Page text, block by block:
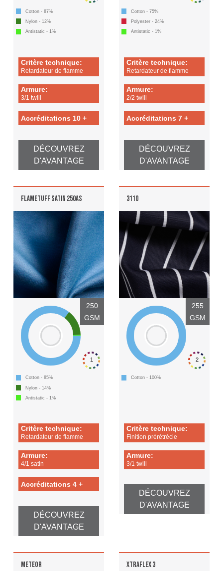
Cotton - 87%
Nylon - 12%
Antistatic - 1%
Critère technique:
Retardateur de flamme
Armure:
3/1 twill
Accréditations 10 +
DÉCOUVREZ
D'AVANTAGE
Cotton - 75%
Polyester - 24%
Antistatic - 1%
Critère technique:
Retardateur de flamme
Armure:
2/2 twill
Accréditations 7 +
DÉCOUVREZ
D'AVANTAGE
FLAMETUFF SATIN 250AS
1
250
GSM
Cotton - 85%
Nylon - 14%
Antistatic - 1%
Critère technique:
Retardateur de flamme
Armure:
4/1 satin
Accréditations 4 +
DÉCOUVREZ
D'AVANTAGE
3110
2
255
GSM
Cotton - 100%
Critère technique:
Finition prérétrécie
Armure:
3/1 twill
DÉCOUVREZ
D'AVANTAGE
METEOR XTRAFLEX 3